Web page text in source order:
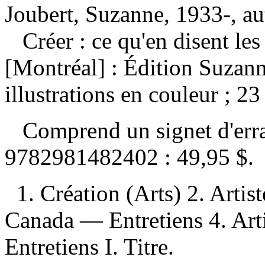
Joubert, Suzanne, 1933-,
Créer : ce qu'en disent
[Montréal] : Édition
illustrations en couleur ;
Comprend un signet
9782981482402 : 49,95 $.
1. Création (Arts) 2.
Canada — Entretiens 4.
Entretiens I. Titre.